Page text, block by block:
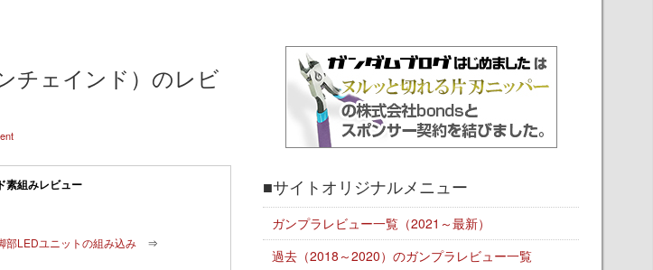
チェインド）のレビ
素組みレビュー
部LEDユニットの組み込み ⇒
■サイトオリジナルメニュー
ガンプラレビュー一覧（2021～最新）
過去（2018～2020）のガンプラレビュー一覧